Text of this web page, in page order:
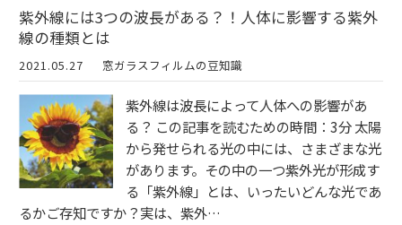
紫外線には3つの波長がある？！人体に影響する紫外
線の種類とは
2021.05.27 窓ガラスフィルムの豆知識
紫外線は波長によって人体への影響があ
る？ この記事を読むための時間：3分 太陽
から発せられる光の中には、さまざまな光
があります。その中の一つ紫外光が形成す
る「紫外線」とは、いったいどんな光であ
るかご存知ですか？実は、紫外…